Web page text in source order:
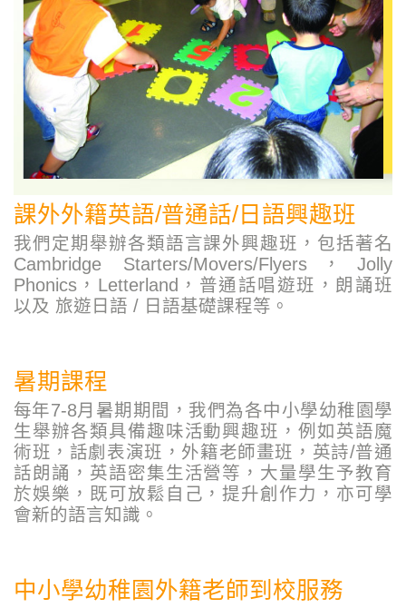
課外外籍英語/普通話/日語興趣班
我們定期舉辦各類語言課外興趣班，包括著名
Cambridge Starters/Movers/Flyers，Jolly
Phonics，Letterland，普通話唱遊班，朗誦班
以及 旅遊日語 / 日語基礎課程等。
暑期課程
每年7-8月暑期期間，我們為各中小學幼稚園學
生舉辦各類具備趣味活動興趣班，例如英語魔
術班，話劇表演班，外籍老師畫班，英詩/普通
話朗誦，英語密集生活營等，大量學生予教育
於娛樂，既可放鬆自己，提升創作力，亦可學
會新的語言知識。
中小學幼稚園外籍老師到校服務